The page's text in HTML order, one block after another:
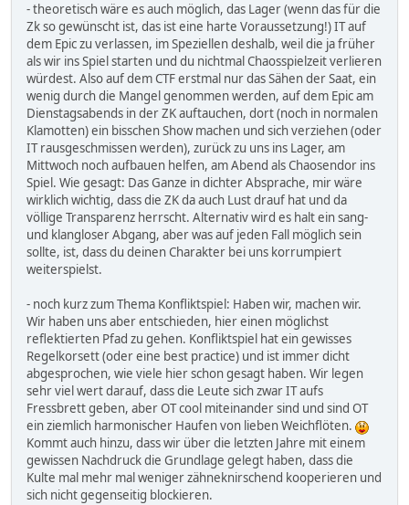
- theoretisch wäre es auch möglich, das Lager (wenn das für die
Zk so gewünscht ist, das ist eine harte Voraussetzung!) IT auf
dem Epic zu verlassen, im Speziellen deshalb, weil die ja früher
als wir ins Spiel starten und du nichtmal Chaosspielzeit verlieren
würdest. Also auf dem CTF erstmal nur das Sähen der Saat, ein
wenig durch die Mangel genommen werden, auf dem Epic am
Dienstagsabends in der ZK auftauchen, dort (noch in normalen
Klamotten) ein bisschen Show machen und sich verziehen (oder
IT rausgeschmissen werden), zurück zu uns ins Lager, am
Mittwoch noch aufbauen helfen, am Abend als Chaosendor ins
Spiel. Wie gesagt: Das Ganze in dichter Absprache, mir wäre
wirklich wichtig, dass die ZK da auch Lust drauf hat und da
völlige Transparenz herrscht. Alternativ wird es halt ein sang-
und klangloser Abgang, aber was auf jeden Fall möglich sein
sollte, ist, dass du deinen Charakter bei uns korrumpiert
weiterspielst.
- noch kurz zum Thema Konfliktspiel: Haben wir, machen wir.
Wir haben uns aber entschieden, hier einen möglichst
reflektierten Pfad zu gehen. Konfliktspiel hat ein gewisses
Regelkorsett (oder eine best practice) und ist immer dicht
abgesprochen, wie viele hier schon gesagt haben. Wir legen
sehr viel wert darauf, dass die Leute sich zwar IT aufs
Fressbrett geben, aber OT cool miteinander sind und sind OT
ein ziemlich harmonischer Haufen von lieben Weichflöten.
Kommt auch hinzu, dass wir über die letzten Jahre mit einem
gewissen Nachdruck die Grundlage gelegt haben, dass die
Kulte mal mehr mal weniger zähneknirschend kooperieren und
sich nicht gegenseitig blockieren.